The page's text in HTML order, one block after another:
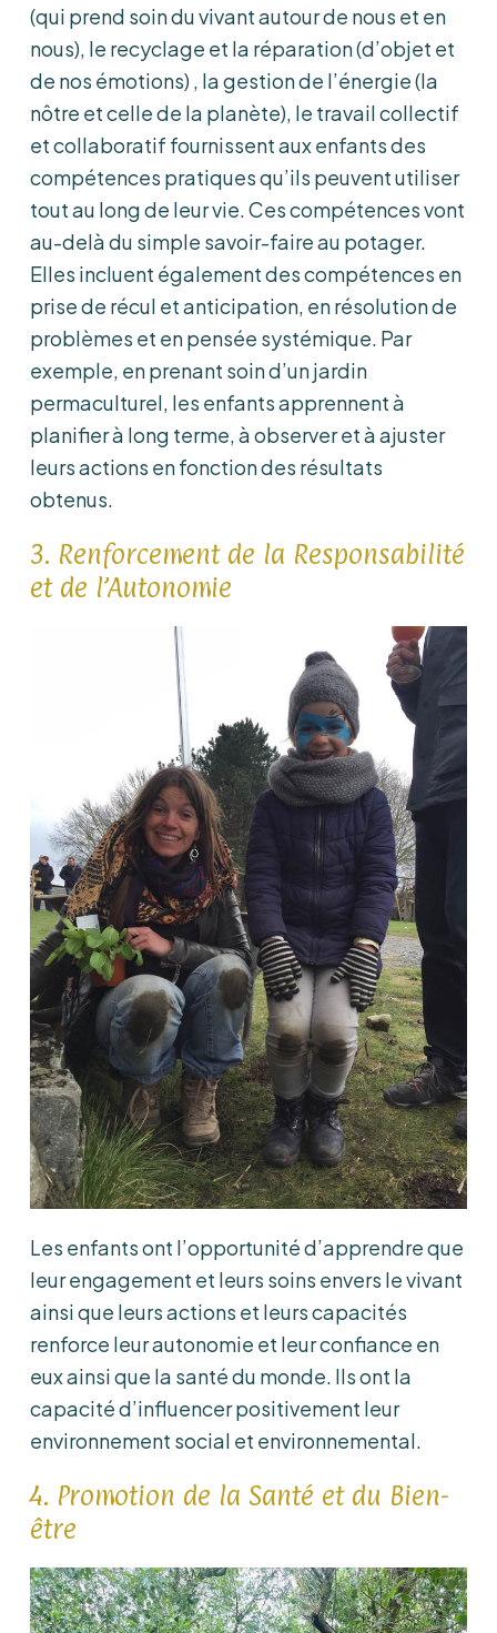
(qui prend soin du vivant autour de nous et en
nous), le recyclage et la réparation (d’objet et
de nos émotions) , la gestion de l’énergie (la
nôtre et celle de la planète), le travail collectif
et collaboratif fournissent aux enfants des
compétences pratiques qu’ils peuvent utiliser
tout au long de leur vie. Ces compétences vont
au-delà du simple savoir-faire au potager.
Elles incluent également des compétences en
prise de récul et anticipation, en résolution de
problèmes et en pensée systémique. Par
exemple, en prenant soin d’un jardin
permaculturel, les enfants apprennent à
planifier à long terme, à observer et à ajuster
leurs actions en fonction des résultats
obtenus.
3. Renforcement de la Responsabilité
et de l’Autonomie
Les enfants ont l’opportunité d’apprendre que
leur engagement et leurs soins envers le vivant
ainsi que leurs actions et leurs capacités
renforce leur autonomie et leur confiance en
eux ainsi que la santé du monde. Ils ont la
capacité d’influencer positivement leur
environnement social et environnemental.
4. Promotion de la Santé et du Bien-
être